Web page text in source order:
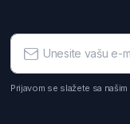
Prijavom se slažete sa našim